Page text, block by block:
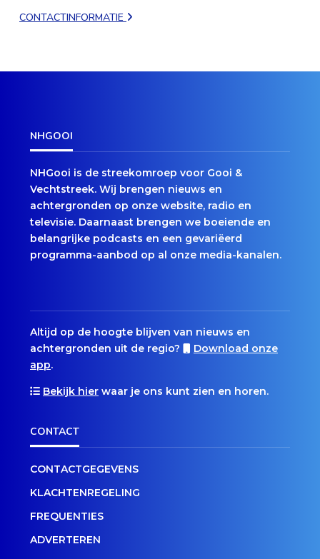
CONTACTINFORMATIE
NHGOOI
NHGooi is de streekomroep voor Gooi &
Vechtstreek. Wij brengen nieuws en
achtergronden op onze website, radio en
televisie. Daarnaast brengen we boeiende en
belangrijke podcasts en een gevariëerd
programma-aanbod op al onze media-kanalen.
Altijd op de hoogte blijven van nieuws en
achtergronden uit de regio?
Download onze
app.
Bekijk hier waar je ons kunt zien en horen.
CONTACT
CONTACTGEGEVENS
KLACHTENREGELING
FREQUENTIES
ADVERTEREN